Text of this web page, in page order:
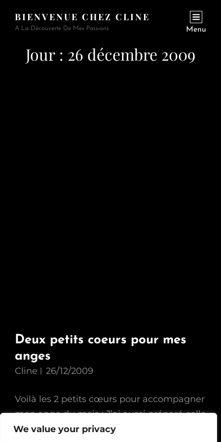
We value your privacy
BIENVENUE CHEZ CLINE
A La Découverte De Mes Passions Menu
Jour : 26 décembre 2009
Deux petits coeurs pour mes
anges
Cline 26/12/2009
Voilà les 2 petits cœurs pour accompagner
mon ange du mois : J’ai aussi préparé celle
du mois dernier. Et oui, je termine l’année